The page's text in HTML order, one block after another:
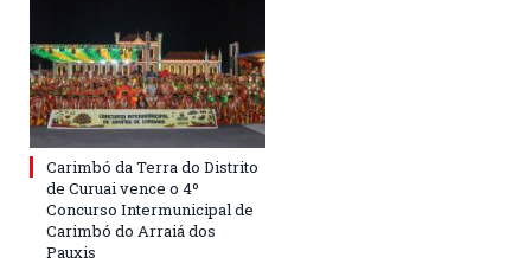
Carimbó da Terra do Distrito
de Curuai vence o 4º
Concurso Intermunicipal de
Carimbó do Arraiá dos
Pauxis